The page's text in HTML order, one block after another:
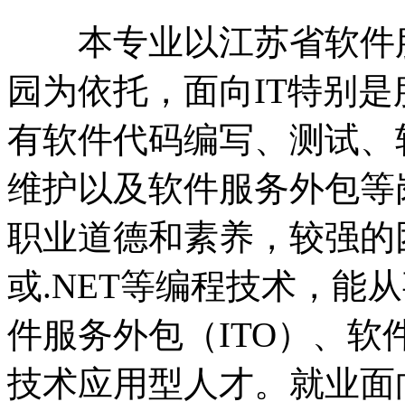
本专业以江苏省软件
园为依托，面向IT特别
有软件代码编写、测试
维护以及软件服务外包
职业道德和素养，较强
或.NET等编程技术，能
件服务外包（ITO）、软
技术应用型人才。就业